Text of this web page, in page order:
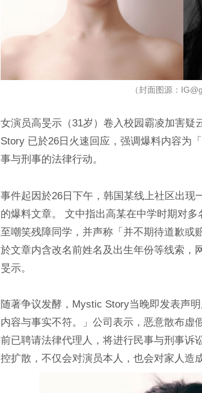
（封面图源：
女演员高旻示（31岁）卷入校园霸凌加害疑
Story 已於26日火速回应，强调爆料内容为
事与刑事的法律行动。
事件起因於26日下午，韩国某线上社区出现
的爆料文章。 文中指出高某在中学时期对
至嘲笑残障同学，并声称「并不期待道歉或
於文章内含改名前姓名及出生年份等线索，
旻示。
随著争议发酵，Mystic Story当晚即发表声
内容与事实不符。」公司表示，恶意散布虚
前已聘请法律代理人，将进行民事与刑事诉
控扩散，不仅会对演员本人，也会对家人造